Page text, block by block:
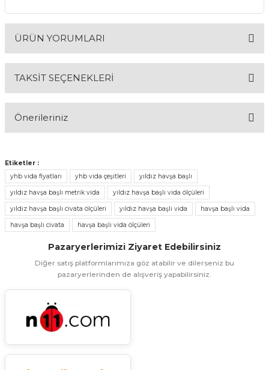
ÜRÜN YORUMLARI
TAKSİT SEÇENEKLERİ
Önerileriniz
konularda yetersiz gördüğünüz noktaları öneri formunu
kullanarak tarafımıza iletebilirsiniz.
Görüş ve önerileriniz için teşekkür ederiz.
Ürün resmi kalitesiz, bozuk veya görüntülenemiyor.
Ürün açıklamasında eksik bilgiler bulunuyor.
Ürün bilgilerinde hatalar bulunuyor.
Ürün fiyatı diğer sitelerden daha pahalı.
Etiketler :
yhb vida fiyatları
yhb vida çeşitleri yıldız havşa başlı
yıldız havşa başlı metrik vida yıldız havşa başlı vida ölçüleri
yıldız havşa başlı civata ölçüleri yıldız havşa başlı vida havşa başlı vida
havşa başlı civata havşa başlı vida ölçüleri
Pazaryerlerimizi Ziyaret Edebilirsiniz
Diğer satış platformlarımıza göz atabilir ve dilerseniz bu
pazaryerlerinden de alışveriş yapabilirsiniz.